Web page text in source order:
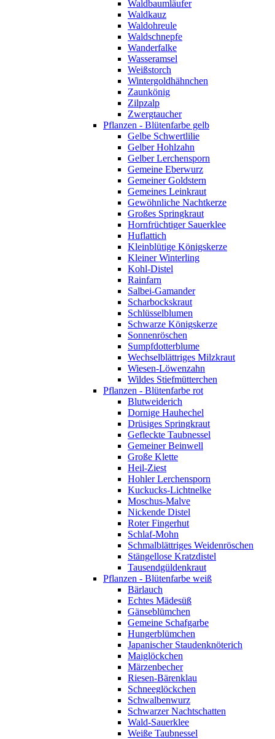
Waldbaumläufer
Waldkauz
Waldohreule
Waldschnepfe
Wanderfalke
Wasseramsel
Weißstorch
Wintergoldhähnchen
Zaunkönig
Zilpzalp
Zwergtaucher
Pflanzen - Blütenfarbe gelb
Gelbe Schwertlilie
Gelber Hohlzahn
Gelber Lerchensporn
Gemeine Eberwurz
Gemeiner Goldstern
Gemeines Leinkraut
Gewöhnliche Nachtkerze
Großes Springkraut
Hornfrüchtiger Sauerklee
Huflattich
Kleinblütige Königskerze
Kleiner Winterling
Kohl-Distel
Rainfarn
Salbei-Gamander
Scharbockskraut
Schlüsselblumen
Schwarze Königskerze
Sonnenröschen
Sumpfdotterblume
Wechselblättriges Milzkraut
Wiesen-Löwenzahn
Wildes Stiefmütterchen
Pflanzen - Blütenfarbe rot
Blutweiderich
Dornige Hauhechel
Drüsiges Springkraut
Gefleckte Taubnessel
Gemeiner Beinwell
Große Klette
Heil-Ziest
Hohler Lerchensporn
Kuckucks-Lichtnelke
Moschus-Malve
Nickende Distel
Roter Fingerhut
Schlaf-Mohn
Schmalblättriges Weidenröschen
Stängellose Kratzdistel
Tausendgüldenkraut
Pflanzen - Blütenfarbe weiß
Bärlauch
Echtes Mädesüß
Gänseblümchen
Gemeine Schafgarbe
Hungerblümchen
Japanischer Staudenknöterich
Maiglöckchen
Märzenbecher
Riesen-Bärenklau
Schneeglöckchen
Schwalbenwurz
Schwarzer Nachtschatten
Wald-Sauerklee
Weiße Taubnessel